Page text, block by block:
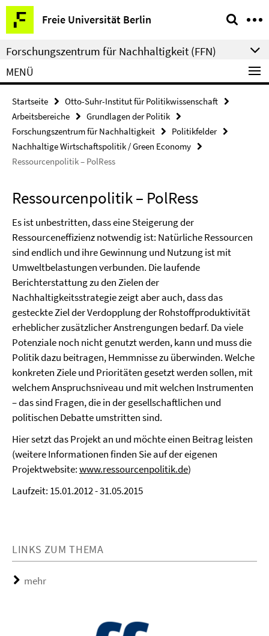
Springe
direkt
zu
Inhalt
Freie Universität Berlin
Service-
Navigation
Forschungszentrum für Nachhaltigkeit (FFN)
MENÜ
Startseite
Otto-Suhr-Institut für Politikwissenschaft
Arbeitsbereiche
Grundlagen der Politik
Forschungszentrum für Nachhaltigkeit
Politikfelder
Nachhaltige Wirtschaftspolitik / Green Economy
Ressourcenpolitik – PolRess
Ressourcenpolitik – PolRess
Es ist unbestritten, dass eine Steigerung der
Ressourceneffizienz notwendig ist: Natürliche Ressourcen
sind endlich und ihre Gewinnung und Nutzung ist mit
Umweltbelastungen verbunden. Die laufende
Berichterstattung zu den Zielen der
Nachhaltigkeitsstrategie zeigt aber auch, dass das
gesteckte Ziel der Verdopplung der Rohstoffproduktivität
erheblicher zusätzlicher Anstrengungen bedarf. Da viele
Potenziale noch nicht genutzt werden, kann und muss die
Politik dazu beitragen, Hemmnisse zu überwinden. Welche
konkreten Ziele und Prioritäten gesetzt werden sollen, mit
welchem Anspruchsniveau und mit welchen Instrumenten
– das sind Fragen, die in der gesellschaftlichen und
politischen Debatte umstritten sind.
Hier setzt das Projekt an und möchte einen Beitrag leisten
(weitere Informationen finden Sie auf der eigenen
Projektwebsite:www.ressourcenpolitik.de)
Laufzeit: 15.01.2012 - 31.05.2015
LINKS ZUM THEMA
mehr